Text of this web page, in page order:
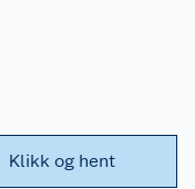
Klikk og hent